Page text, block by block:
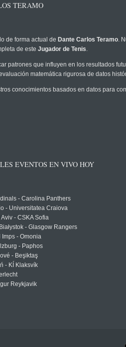
TERAMO
de forma actual de Dante Carlos Teramo.
de este Jugador de Tenis.
patrones que influyen en los resultados
matemática rigurosa de datos
conocimientos basados en datos para
EVENTOS EN VIVO HOY
- Carolina Panthers
- Universitatea Craiova
Aviv - CSKA Sofia
- Glasgow Rangers
Imps - Omonia
- Paphos
- Beşiktaş
- KÍ Klaksvík
Reykjavik